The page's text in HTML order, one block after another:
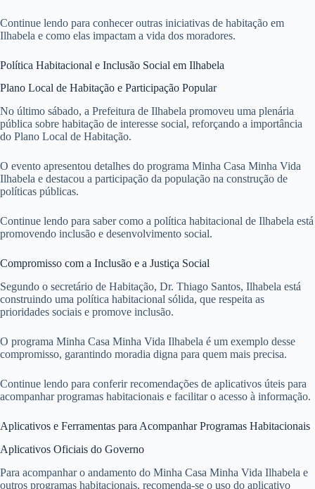
Continue lendo para conhecer outras iniciativas de habitação em
Ilhabela e como elas impactam a vida dos moradores.
Política Habitacional e Inclusão Social em Ilhabela
Plano Local de Habitação e Participação Popular
No último sábado, a Prefeitura de Ilhabela promoveu uma plenária
pública sobre habitação de interesse social, reforçando a importância
do Plano Local de Habitação.
O evento apresentou detalhes do programa Minha Casa Minha Vida
Ilhabela e destacou a participação da população na construção de
políticas públicas.
Continue lendo para saber como a política habitacional de Ilhabela está
promovendo inclusão e desenvolvimento social.
Compromisso com a Inclusão e a Justiça Social
Segundo o secretário de Habitação, Dr. Thiago Santos, Ilhabela está
construindo uma política habitacional sólida, que respeita as
prioridades sociais e promove inclusão.
O programa Minha Casa Minha Vida Ilhabela é um exemplo desse
compromisso, garantindo moradia digna para quem mais precisa.
Continue lendo para conferir recomendações de aplicativos úteis para
acompanhar programas habitacionais e facilitar o acesso à informação.
Aplicativos e Ferramentas para Acompanhar Programas Habitacionais
Aplicativos Oficiais do Governo
Para acompanhar o andamento do Minha Casa Minha Vida Ilhabela e
outros programas habitacionais, recomenda-se o uso do aplicativo